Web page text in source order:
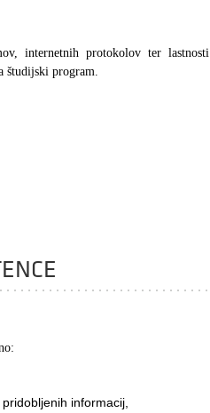
internetnih protokolov ter lastnosti
študijski program.
informacij,